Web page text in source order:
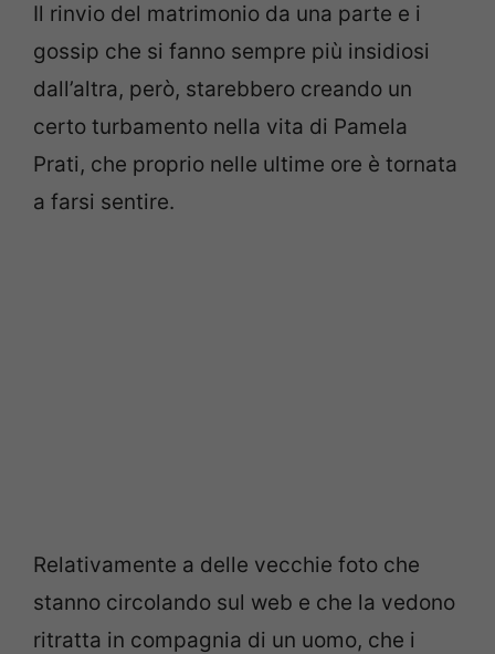
Il rinvio del matrimonio da una parte e i
gossip che si fanno sempre più insidiosi
dall’altra, però, starebbero creando un
certo turbamento nella vita di Pamela
Prati, che proprio nelle ultime ore è tornata
a farsi sentire.
Relativamente a delle vecchie foto che
stanno circolando sul web e che la vedono
ritratta in compagnia di un uomo, che i